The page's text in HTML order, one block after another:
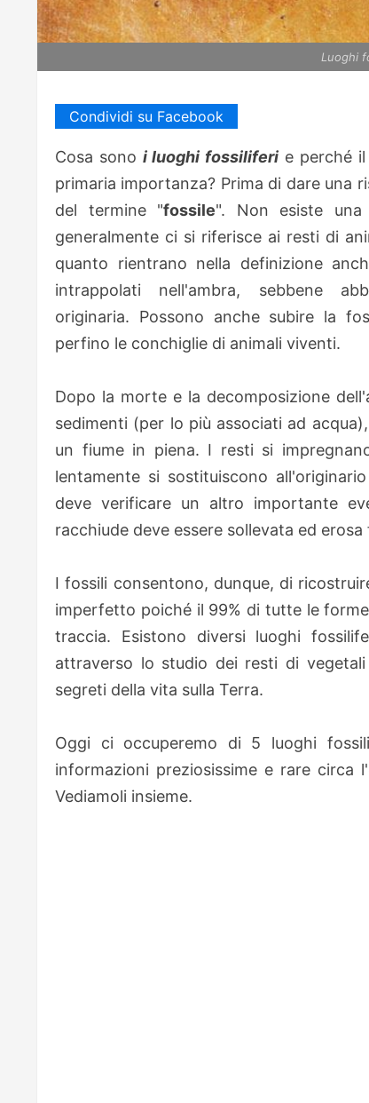
Luoghi
Condividi su Facebook
Cosa sono i luoghi fossiliferi e perché
primaria importanza? Prima di dare una
del termine "fossile". Non esiste una
generalmente ci si riferisce ai resti di
quanto rientrano nella definizione
intrappolati nell'ambra, sebbene
originaria. Possono anche subire la
perfino le conchiglie di animali viventi.
Dopo la morte e la decomposizione
sedimenti (per lo più associati ad
un fiume in piena. I resti si
lentamente si sostituiscono
deve verificare un altro importante
racchiude deve essere sollevata ed
I fossili consentono, dunque, di
imperfetto poiché il 99% di tutte le
traccia. Esistono diversi luoghi
attraverso lo studio dei resti di
segreti della vita sulla Terra.
Oggi ci occuperemo di 5 luoghi
informazioni preziosissime e rare
Vediamoli insieme.